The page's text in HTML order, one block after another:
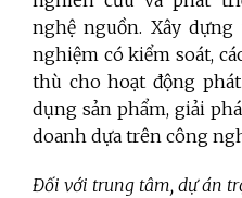
nghệ nguồn. Xây
nghiệm có kiểm soát,
thù cho hoạt động
dụng sản phẩm, giải
doanh dựa trên công
Đối với trung tâm, dự án